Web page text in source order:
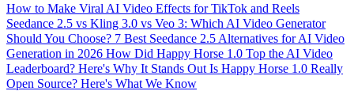
How to Make Viral AI Video Effects for TikTok and Reels
Seedance 2.5 vs Kling 3.0 vs Veo 3: Which AI Video Generator
Should You Choose? 7 Best Seedance 2.5 Alternatives for AI Video
Generation in 2026 How Did Happy Horse 1.0 Top the AI Video
Leaderboard? Here's Why It Stands Out Is Happy Horse 1.0 Really
Open Source? Here's What We Know